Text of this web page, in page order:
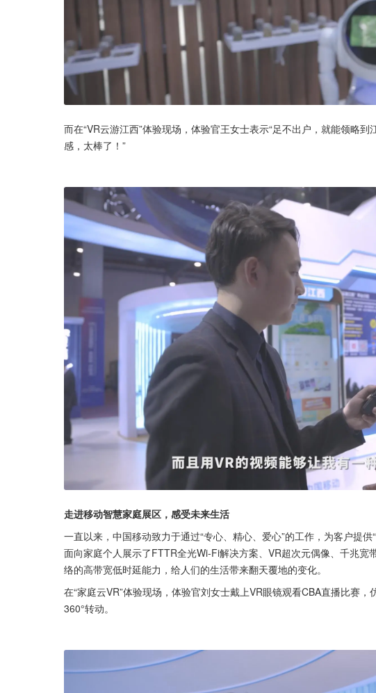
而在“VR云游江西”体验现场，体验官王女士表示“足不出户，就能领略
感，太棒了！”
走进移动智慧家庭展区，感受未来生活
一直以来，中国移动致力于通过“专心、精心、爱心”的工作，为客户提
面向家庭个人展示了FTTR全光Wi-Fi解决方案、VR超次元偶像、千兆
络的高带宽低时延能力，给人们的生活带来翻天覆地的变化。
在“家庭云VR”体验现场，体验官刘女士戴上VR眼镜观看CBA直播比赛
360°转动。